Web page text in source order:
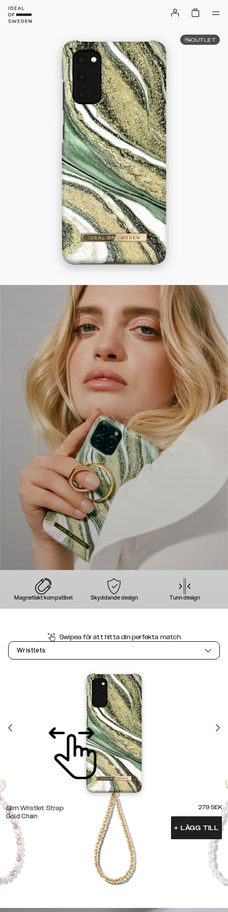
Magnetiskt kompatibel Skyddande design Tunn design
Swipea för att hitta din perfekta match
Wristlets
Slim Wristlet Strap
Gold Chain
279 SEK
+ LÄGG TILL
OUTLET